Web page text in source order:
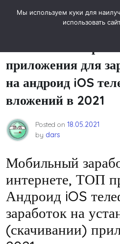
Новости
Мобильный
приложения для
на андроид iOS
вложений в 2021
Posted on 18.05.2021
by dars
Мобильный
интернете, ТОП
Андроид iOS
заработок на
(скачивании)
Мы используем куки для
использовать